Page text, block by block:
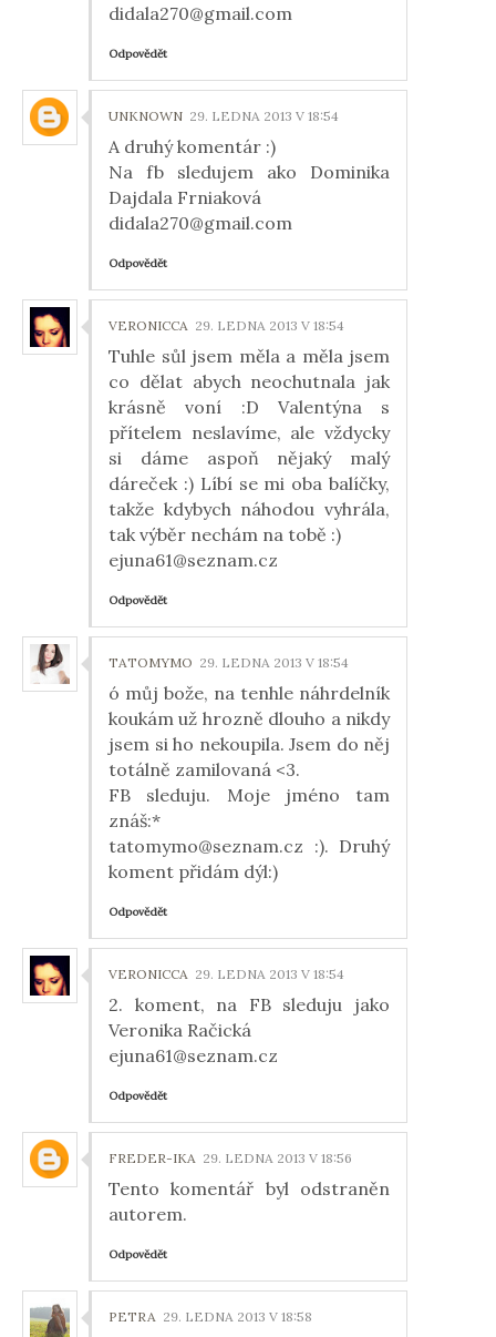
didala270@gmail.com
Odpovědět
UNKNOWN 29. LEDNA 2013 V 18:54
A druhý komentár :)
Na fb sledujem ako Dominika
Dajdala Frniaková
didala270@gmail.com
Odpovědět
VERONICCA 29. LEDNA 2013 V 18:54
Tuhle sůl jsem měla a měla jsem
co dělat abych neochutnala jak
krásně voní :D Valentýna s
přítelem neslavíme, ale vždycky
si dáme aspoň nějaký malý
dáreček :) Líbí se mi oba balíčky,
takže kdybych náhodou vyhrála,
tak výběr nechám na tobě :)
ejuna61@seznam.cz
Odpovědět
TATOMYMO 29. LEDNA 2013 V 18:54
ó můj bože, na tenhle náhrdelník
koukám už hrozně dlouho a nikdy
jsem si ho nekoupila. Jsem do něj
totálně zamilovaná <3.
FB sleduju. Moje jméno tam
znáš:*
tatomymo@seznam.cz :). Druhý
koment přidám dýl:)
Odpovědět
VERONICCA 29. LEDNA 2013 V 18:54
2. koment, na FB sleduju jako
Veronika Račická
ejuna61@seznam.cz
Odpovědět
FREDER-IKA 29. LEDNA 2013 V 18:56
Tento komentář byl odstraněn
autorem.
Odpovědět
PETRA 29. LEDNA 2013 V 18:58